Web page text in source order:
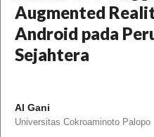
Augmented
Android pada
Sejahtera
Al Gani
Universitas Cokroaminoto Palopo